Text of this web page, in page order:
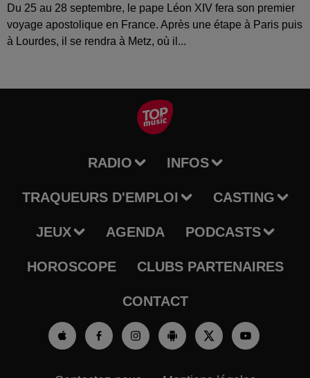
Du 25 au 28 septembre, le pape Léon XIV fera son premier
voyage apostolique en France. Après une étape à Paris puis
à Lourdes, il se rendra à Metz, où il...
RADIO INFOS
TRAQUEURS D'EMPLOI CASTING
JEUX AGENDA PODCASTS
HOROSCOPE CLUBS PARTENAIRES
CONTACT